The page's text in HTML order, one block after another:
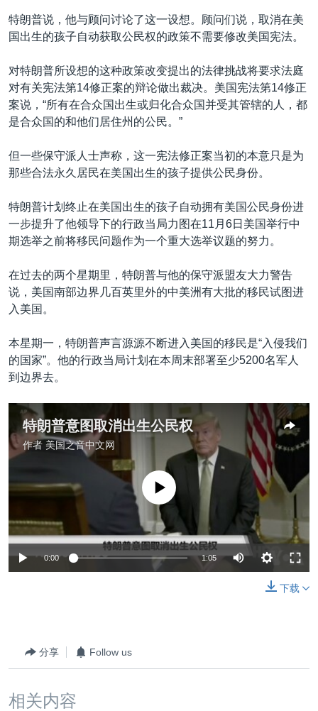
特朗普说，他与顾问讨论了这一设想。顾问们说，取消在美
国出生的孩子自动获取公民权的政策不需要修改美国宪法。
对特朗普所设想的这种政策改变提出的法律挑战将要求法庭
对有关宪法第14修正案的辩论做出裁决。美国宪法第14修正
案说，“所有在合众国出生或归化合众国并受其管辖的人，都
是合众国的和他们居住州的公民。”
但一些保守派人士声称，这一宪法修正案当初的本意只是为
那些合法永久居民在美国出生的孩子提供公民身份。
特朗普计划终止在美国出生的孩子自动拥有美国公民身份进
一步提升了他领导下的行政当局力图在11月6日美国举行中
期选举之前将移民问题作为一个重大选举议题的努力。
在过去的两个星期里，特朗普与他的保守派盟友大力警告
说，美国南部边界几百英里外的中美洲有大批的移民试图进
入美国。
本星期一，特朗普声言源源不断进入美国的移民是“入侵我们
的国家”。他的行政当局计划在本周末部署至少5200名军人
到边界去。
特朗普意图取消出生公民权
作者 美国之音中文网
没有媒体可用资源
0:00 1:05
下载
分享 Follow us
相关内容